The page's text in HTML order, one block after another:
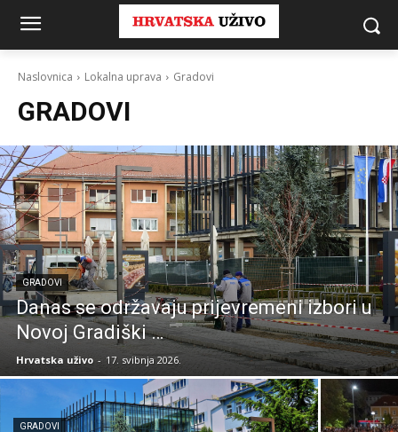
Naslovnica Lokalna uprava Gradovi
GRADOVI
GRADOVI
Danas se održavaju prijevremeni izbori u
Novoj Gradiški …
Hrvatska uživo - 17. svibnja 2026.
GRADOVI